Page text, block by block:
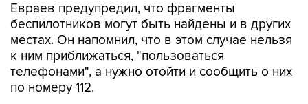
Евраев предупредил, что фрагменты
беспилотников могут быть найдены и в других
местах. Он напомнил, что в этом случае нельзя
к ним приближаться, "пользоваться
телефонами", а нужно отойти и сообщить о них
по номеру 112.